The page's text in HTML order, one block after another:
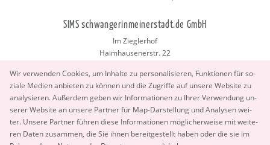
Wir ver­wen­den Coo­kies, um In­hal­te zu per­so­na­li­sie­ren, Funk­tio­nen für so­
zia­le Me­di­en an­bie­ten zu kön­nen und die Zu­grif­fe auf un­se­re Web­site zu
ana­ly­sie­ren. Au­ßer­dem geben wir In­for­ma­tio­nen zu Ihrer Ver­wen­dung un­
se­rer Web­site an un­se­re Part­ner für Map-Dar­stel­lung und Ana­ly­sen wei­
ter. Un­se­re Part­ner füh­ren diese In­for­ma­tio­nen mög­li­cher­wei­se mit wei­te­
ren Daten zu­sam­men, die Sie ihnen be­reit­ge­stellt haben oder die sie im
SIMS schwangerinmeinerstadt.de GmbH
Im Zieglerhof
Haimhausenerstr. 22
info@schwangerinmeinerstadt.de